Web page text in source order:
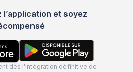
et soyez
dès l'intégration définitive de